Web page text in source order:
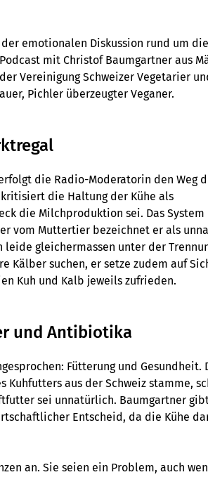
emotionalen Diskussion rund um
mit Christof Baumgartner aus
Vereinigung Schweizer Vegetarier
Pichler überzeugter Veganer.
die Radio-Moderatorin den Weg
die Haltung der Kühe als
die Milchproduktion sei. Das System
vom Muttertier bezeichnet er als
gleichermassen unter der
Kälber suchen, er setze zudem auf
Kuh und Kalb jeweils zufrieden.
und Antibiotika
Fütterung und Gesundheit.
Kuhfutters aus der Schweiz stamme,
sei unnatürlich. Baumgartner
Entscheid, da die Kühe
an. Sie seien ein Problem, auch